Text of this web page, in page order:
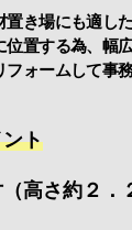
き場にも適し
置する為、幅
ォームして事
ト
（高さ約２